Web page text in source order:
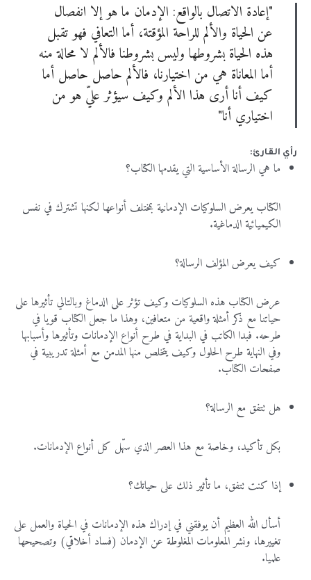
"إعادة الاتصال بالواقع: الإدمان ما هو إلا انفصال
عن الحياة والألم للراحة المؤقتة، أما التعافي فهو تقبل
هذه الحياة بشروطها وليس بشروطنا فالألم لا محالة منه
أما المعاناة هي من اختيارنا، فالألم حاصل حاصل أما
كيف أنا أرى هذا الألم وكيف سيؤثر عليّ هو من
اختياري أنا"
رأي القارئ:
ما هي الرسالة الأساسية التي يقدمها الكتاب؟
الكتاب يعرض السلوكيات الإدمانية بمختلف أنواعها لكنها تشترك في نفس
الكيميائية الدماغية.
كيف يعرض المؤلف الرسالة؟
عرض الكتاب هذه السلوكيات وكيف تؤثر على الدماغ وبالتالي تأثيرها على
حياتنا مع ذكر أمثلة واقعية من متعافين، وهذا ما جعل الكتاب قويا في
طرحه. فبدا الكاتب في البداية في طرح أنواع الإدمانات وتأثيرها وأسبابها
وفي النهاية طرح الحلول وكيف يتخلص منها المدمن مع أمثلة تدريبية في
صفحات الكتاب.
هل تتفق مع الرسالة؟
بكل تأكيد، وخاصة مع هذا العصر الذي سهّل كل أنواع الإدمانات.
إذا كنت تتفق، ما تأثير ذلك على حياتك؟
أسأل الله العظيم أن يوفقني في إدراك هذه الإدمانات في الحياة والعمل على
تغييرها، ونشر المعلومات المغلوطة عن الإدمان (فساد أخلاقي) وتصحيحها
علميا.